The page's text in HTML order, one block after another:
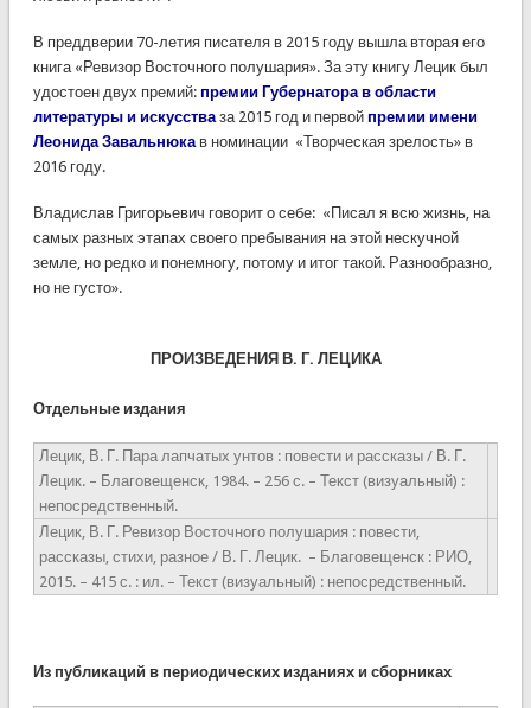
В преддверии 70-летия писателя в 2015 году вышла вторая его
книга «Ревизор Восточного полушария». За эту книгу Лецик был
удостоен двух премий: премии Губернатора в области
литературы и искусстваза 2015 год и первой премии имени
Леонида Завальнюка в номинации «Творческая зрелость» в
2016 году.
Владислав Григорьевич говорит о себе: «Писал я всю жизнь, на
самых разных этапах своего пребывания на этой нескучной
земле, но редко и понемногу, потому и итог такой. Разнообразно,
но не густо».
ПРОИЗВЕДЕНИЯ В. Г. ЛЕЦИКА
Отдельные издания
Лецик, В. Г. Пара лапчатых унтов : повести и рассказы / В. Г.
Лецик. – Благовещенск, 1984. – 256 с. – Текст (визуальный) :
непосредственный.
Лецик, В. Г. Ревизор Восточного полушария : повести,
рассказы, стихи, разное / В. Г. Лецик. – Благовещенск : РИО,
2015. – 415 с. : ил. – Текст (визуальный) : непосредственный.
Из публикаций в периодических изданиях и сборниках